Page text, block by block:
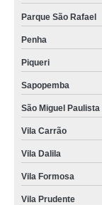
tomografia cervical
clínica para
clínica para
tomografia bexiga
tomografia renal em sp
clínica para
tomografia dos ossos
clínica para
Parque São Rafael
Penha
Piqueri
Sapopemba
São Miguel Paulista
Vila Carrão
Vila Dalila
Vila Formosa
Vila Prudente